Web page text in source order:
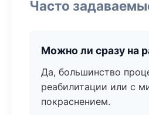
Часто
Можно ли сразу на
Да, большинство
реабилитации или с
покраснением.